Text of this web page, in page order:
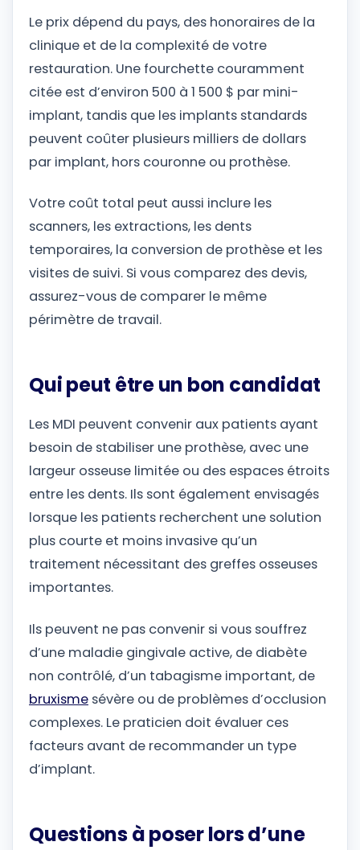
Le prix dépend du pays, des honoraires de la
clinique et de la complexité de votre
restauration. Une fourchette couramment
citée est d’environ 500 à 1 500 $ par mini-
implant, tandis que les implants standards
peuvent coûter plusieurs milliers de dollars
par implant, hors couronne ou prothèse.
Votre coût total peut aussi inclure les
scanners, les extractions, les dents
temporaires, la conversion de prothèse et les
visites de suivi. Si vous comparez des devis,
assurez-vous de comparer le même
périmètre de travail.
Qui peut être un bon candidat
Les MDI peuvent convenir aux patients ayant
besoin de stabiliser une prothèse, avec une
largeur osseuse limitée ou des espaces étroits
entre les dents. Ils sont également envisagés
lorsque les patients recherchent une solution
plus courte et moins invasive qu’un
traitement nécessitant des greffes osseuses
importantes.
Ils peuvent ne pas convenir si vous souffrez
d’une maladie gingivale active, de diabète
non contrôlé, d’un tabagisme important, de
bruxisme sévère ou de problèmes d’occlusion
complexes. Le praticien doit évaluer ces
facteurs avant de recommander un type
d’implant.
Questions à poser lors d’une